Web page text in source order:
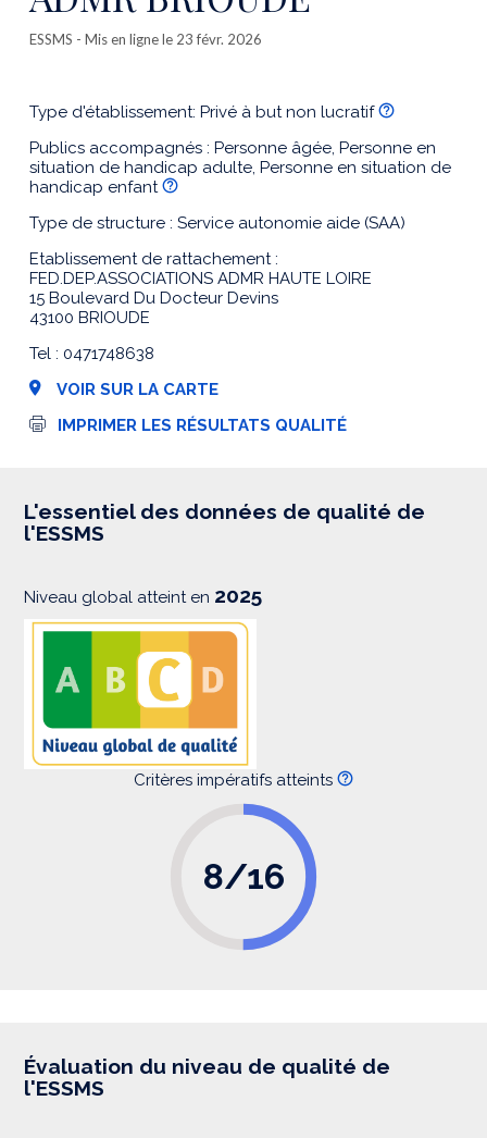
ESSMS - Mis en ligne le 23 févr. 2026
Type d'établissement: Privé à but non lucratif
Publics accompagnés : Personne âgée, Personne en
situation de handicap adulte, Personne en situation de
handicap enfant
Type de structure : Service autonomie aide (SAA)
Etablissement de rattachement :
FED.DEP.ASSOCIATIONS ADMR HAUTE LOIRE
15 Boulevard Du Docteur Devins
43100 BRIOUDE
Tel : 0471748638
VOIR SUR LA CARTE
I
s
i
IMPRIMER LES RÉSULTATS QUALITÉ
L'essentiel des données de qualité de
l'ESSMS
Niveau global atteint en 2025
Critères impératifs atteints
8/16
Évaluation du niveau de qualité de
l'ESSMS